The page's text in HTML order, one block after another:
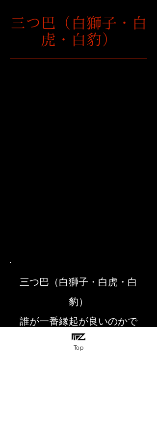
三つ巴（白獅子・白
虎・白豹）
三つ巴（白獅子・白虎・白
豹）
誰が一番縁起が良いのかで
争っています
Top